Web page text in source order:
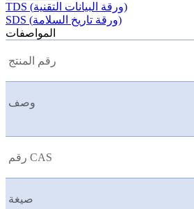
TDS (ورقة البيانات التقنية)
SDS (ورقة تاريخ السلامة)
المواصفات
رقم المنتج
وصف
رقم CAS
صيغة